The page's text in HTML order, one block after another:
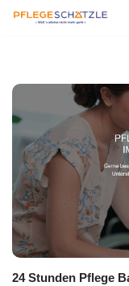
springen
24 Stunden Pflege